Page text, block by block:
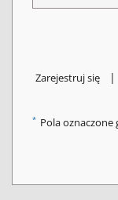
Zarejestruj się |
* Pola oznaczone